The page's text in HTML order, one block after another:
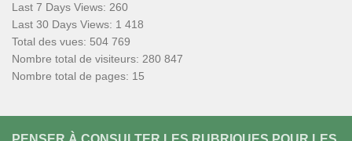
Last 7 Days Views: 260
Last 30 Days Views: 1 418
Total des vues: 504 769
Nombre total de visiteurs: 280 847
Nombre total de pages: 15